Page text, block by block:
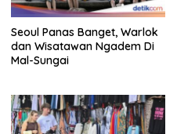
Seoul Panas Banget, Warlok
dan Wisatawan Ngadem Di
Mal-Sungai